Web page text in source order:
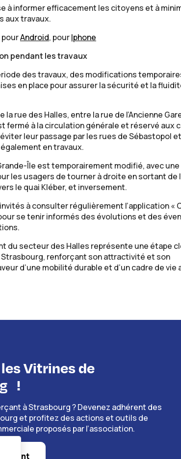
à informer efficacement les citoyens et à
aux travaux.
Android, pourIphone
pendant les travaux
des travaux, des modifications
en place pour assurer la sécurité et la
la rue des Halles, entre la rue de l’Ancienne
fermé à la circulation générale et réservé aux
leur passage par les rues de Sébastopol
en travaux.
Île est temporairement modifié, avec une
les usagers de tourner à droite en sortant de
le quai Kléber, et inversement.
à consulter régulièrement l’application «
se tenir informés des évolutions et des
du secteur des Halles représente une étape
renforçant son attractivité et son
d’une mobilité durable et d’un cadre de vie
Vitrines de
!
à Strasbourg ? Devenez adhérent des
et profitez des actions et outils de
proposés par l’association.